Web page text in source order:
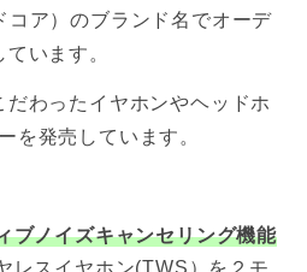
コア）のブランド名でオーデ
います。
わったイヤホンやヘッドホ
を発売しています。
ブノイズキャンセリング機能